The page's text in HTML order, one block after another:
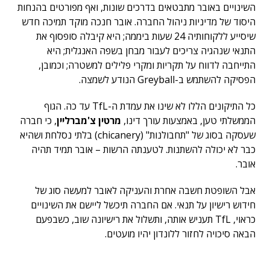
השינויים באובר מתבטאים בדרכים שונות, ואף מפורטים בהנחות
היסוד של מדיניות ניהול החברה. אובר חנכה מוקד תמיכה חדש
שיסייע ללקוחותיה 24 שעות ביממה; היא קיבלה סופסוף את
התנאי שנהגיה צריכים לעבור מבחן בשפה האנגלית; היא
התייחבה לדווח על תקריות ומקרי פלילים למשטרה; וכמובן,
הפסיקה להשתמש ב-Greyball הנודע לשמצה.
כל התיקונים הללו לא שינו את עמדת ה-TfL עד כה. הגוף
הממשלתי טען, באמצעות עורך דינו, מרטין צ'מברליין, כי חברה
שעסקה בסוג של "תחבולנות" (chicanery) בלתי נסלחת ושהיא
כבר לא יכולה להשתנות. לטענתה הרשות – אובר תמיד תהיה
אובר.
אבל השופטת חשבה אחרת והעניקה לאובר למעשה סוג של
חידוש רישיון על תנאי. אם החברה תיכשל ליישם את השינויים
כראוי, TfL תעניש אותה, ותשלול את רישיונה שוב, כשבפעם
הבאה סיכויה לחזור ללונדון יהיו מועטים.